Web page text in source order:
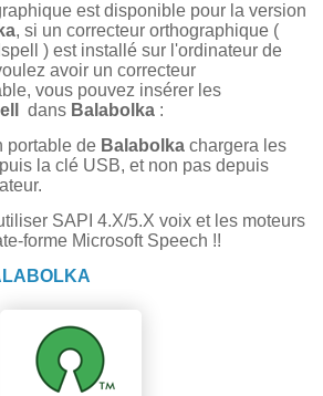
est disponible pour la version
, si un correcteur orthographique (
) est installé sur l'ordinateur de
avoir un correcteur
vous pouvez insérer les
dans Balabolka :
portable de Balabolka chargera les
la clé USB, et non pas depuis
SAPI 4.X/5.X voix et les moteurs
forme Microsoft Speech !!